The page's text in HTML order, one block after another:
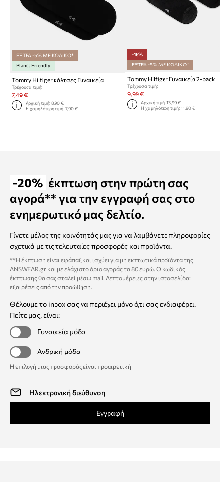
ΕΞΤΡΑ -5% ΜΕ ΚΩΔΙΚΟ*
Planet Friendly
Tommy Hilfiger κάλτσες Γυναικεία
Τρέχουσα τιμή:
7,49 €
Αρχική τιμή:8,90 €
Η χαμηλότερη τιμή:7,90 €
-16%
ΕΞΤΡΑ -5% ΜΕ ΚΩΔΙΚΟ*
Tommy Hilfiger Γυναικεία 2-pack
Τρέχουσα τιμή:
9,99 €
Αρχική τιμή: 13,99 €
Η χαμηλότερη τιμή: 11,90 €
-20% έκπτωση στην πρώτη σας
αγορά** για την εγγραφή σας στο
ενημερωτικό μας δελτίο.
Γίνετε μέλος της κοινότητάς μας για να λαμβάνετε πληροφορίες
σχετικά με τις τελευταίες προσφορές και προϊόντα.
**Η έκπτωση είναι εφάπαξ και ισχύει για μη εκπτωτικά προϊόντα της
ANSWEAR.gr και με ελάχιστο όριο αγοράς τα 80 ευρώ. Ο κωδικός
έκπτωσης θα σας σταλεί μέσω mail. Λεπτομέρειες στην ιστοσελίδα:
εξαιρέσεις από την προώθηση.
Θέλουμε το inbox σας να περιέχει μόνο ό,τι σας ενδιαφέρει.
Πείτε μας, είναι:
Γυναικεία μόδα
Ανδρική μόδα
Η επιλογή μιας προσφοράς είναι προαιρετική
Εγγραφή